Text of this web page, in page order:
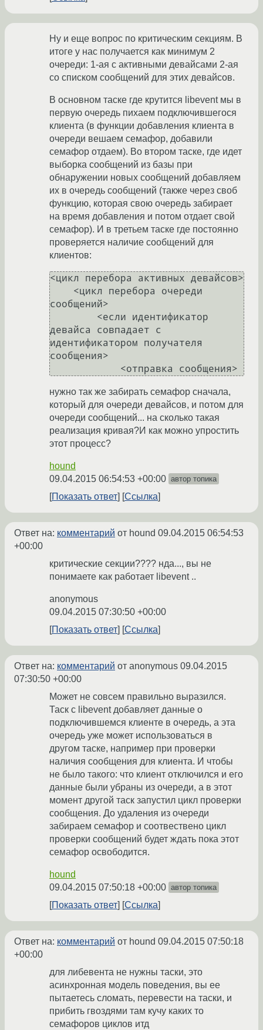
Ну и еще вопрос по критическим секциям. В
итоге у нас получается как минимум 2
очереди: 1-ая с активными девайсами 2-ая
со списком сообщений для этих девайсов.
В основном таске где крутится libevent мы в
первую очередь пихаем подключившегося
клиента (в функции добавления клиента в
очереди вешаем семафор, добавили
семафор отдаем). Во втором таске, где идет
выборка сообщений из базы при
обнаружении новых сообщений добавляем
их в очередь сообщений (также через своб
функцию, которая свою очередь забирает
на время добавления и потом отдает свой
семафор). И в третьем таске где постоянно
проверяется наличие сообщений для
клиентов:
<цикл перебора активных девайсов>
сообщений>
девайса совпадает с
идентификатором получателя
сообщения>
нужно так же забирать семафор сначала,
который для очереди девайсов, и потом для
очереди сообщений... на сколько такая
реализация кривая?И как можно упростить
этот процесс?
hound
09.04.2015 06:54:53 +00:00 автор топика
Показать ответ Ссылка
Ответ на: комментарий от hound 09.04.2015 06:54:53
+00:00
критические секции???? нда..., вы не
понимаете как работает libevent ..
anonymous
09.04.2015 07:30:50 +00:00
Показать ответ
Ссылка
Ответ на: комментарий от anonymous 09.04.2015
07:30:50 +00:00
Может не совсем правильно выразился.
Таск с libevent добавляет данные о
подключившемся клиенте в очередь, а эта
очередь уже может использоваться в
другом таске, например при проверки
наличия сообщения для клиента. И чтобы
не было такого: что клиент отключился и его
данные были убраны из очереди, а в этот
момент другой таск запустил цикл проверки
сообщения. До удаления из очереди
забираем семафор и соотвествено цикл
проверки сообщений будет ждать пока этот
семафор освободится.
hound
09.04.2015 07:50:18 +00:00 автор топика
Показать ответ Ссылка
Ответ на: комментарий от hound 09.04.2015 07:50:18
+00:00
для либевента не нужны таски, это
асинхронная модель поведения, вы ее
пытаетесь сломать, перевести на таски, и
прибить гвоздями там кучу каких то
семафоров циклов итд